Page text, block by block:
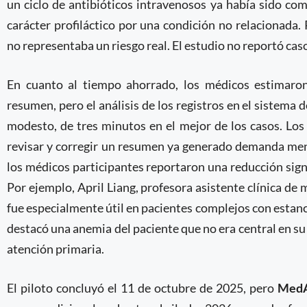
un ciclo de antibióticos intravenosos ya había sido
carácter profiláctico por una condición no
no representaba un riesgo real. El estudio no reportó
En cuanto al tiempo ahorrado, los médicos
resumen, pero el análisis de los registros en el sistema
modesto, de tres minutos en el mejor de los casos.
revisar y corregir un resumen ya generado demanda
los médicos participantes reportaron una reducción
Por ejemplo, April Liang, profesora asistente clínica de
fue especialmente útil en pacientes complejos con
destacó una anemia del paciente que no era central en
atención primaria.
El piloto concluyó el 11 de octubre de 2025, pero